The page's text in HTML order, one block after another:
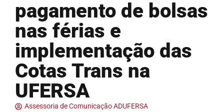
pagamento de bolsas
nas férias e
implementação das
Cotas Trans na
UFERSA
Assessoria de Comunicação ADUFERSA